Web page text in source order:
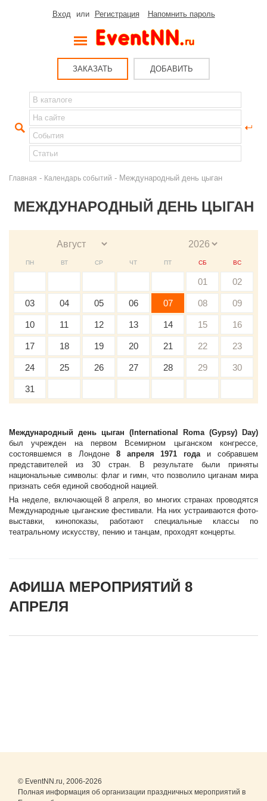
Вход или Регистрация Напомнить пароль
ЗАКАЗАТЬ ДОБАВИТЬ
Главная - Календарь событий - Международный день цыган
МЕЖДУНАРОДНЫЙ ДЕНЬ ЦЫГАН
ПН ВТ СР ЧТ ПТ СБ ВС
01 02
03 04 05 06 07 08 09
10 11 12 13 14 15 16
17 18 19 20 21 22 23
24 25 26 27 28 29 30
31
Международный день цыган (International Roma (Gypsy) Day)
был учрежден на первом Всемирном цыганском конгрессе,
состоявшемся в Лондоне 8 апреля 1971 годаи собравшем
представителей из 30 стран. В результате были приняты
национальные символы: флаг и гимн, что позволило циганам мира
признать себя единой свободной нацией.
На неделе, включающей 8 апреля, во многих странах проводятся
Международные цыганские фестивали. На них устраиваются фото-
выставки, кинопоказы, работают специальные классы по
театральному искусству, пению и танцам, проходят концерты.
АФИША МЕРОПРИЯТИЙ 8
АПРЕЛЯ
© EventNN.ru, 2006-2026
Полная информация об организации праздничных мероприятий в